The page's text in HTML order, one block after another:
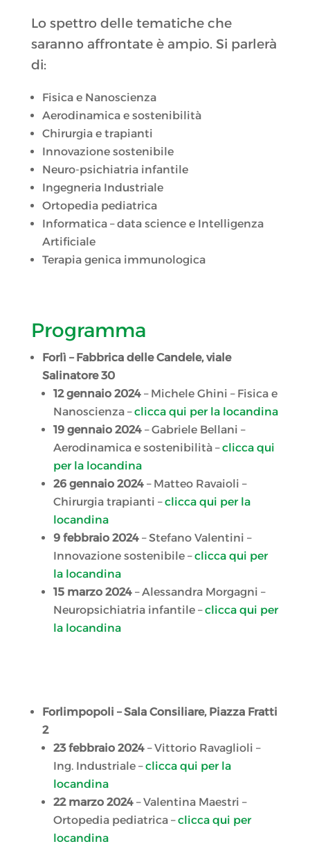
Lo spettro delle tematiche che
saranno affrontate è ampio. Si parlerà
di:
Fisica e Nanoscienza
Aerodinamica e sostenibilità
Chirurgia e trapianti
Innovazione sostenibile
Neuro-psichiatria infantile
Ingegneria Industriale
Ortopedia pediatrica
Informatica – data science e Intelligenza
Artificiale
Terapia genica immunologica
Programma
Forlì – Fabbrica delle Candele, viale
Salinatore 30
12 gennaio 2024– Michele Ghini – Fisica e
Nanoscienza –clicca qui per la locandina
19 gennaio 2024– Gabriele Bellani –
Aerodinamica e sostenibilità –clicca qui
per la locandina
26 gennaio 2024– Matteo Ravaioli –
Chirurgia trapianti –clicca qui per la
locandina
9 febbraio 2024– Stefano Valentini –
Innovazione sostenibile –clicca qui per
la locandina
15 marzo 2024– Alessandra Morgagni –
Neuropsichiatria infantile –clicca qui per
la locandina
Forlimpopoli – Sala Consiliare, Piazza Fratti
2
23 febbraio 2024– Vittorio Ravaglioli –
Ing. Industriale –clicca qui per la
locandina
22 marzo 2024– Valentina Maestri –
Ortopedia pediatrica –clicca qui per
locandina